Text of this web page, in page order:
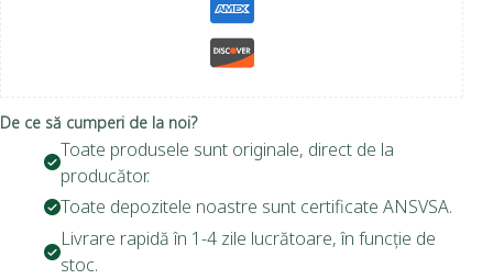
De ce să cumperi de la noi?
Toate produsele sunt originale, direct de la
producător.
Toate depozitele noastre sunt certificate ANSVSA.
Livrare rapidă în 1-4 zile lucrătoare, în funcție de
stoc.